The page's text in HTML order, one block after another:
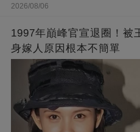
2026/08/06
1997年巔峰官宣退圈！被
身嫁人原因根本不簡單